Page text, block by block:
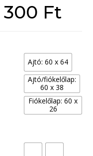
300 Ft
Ajtó: 60 x 64
Ajtó/fiókelőlap:
60 x 38
Fiókelőlap: 60 x
26